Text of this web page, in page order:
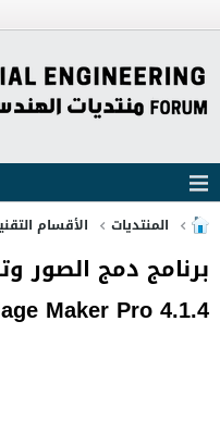
المنتديات الأقسام
برنامج دمج الصور
Maker Pro 4.1.4